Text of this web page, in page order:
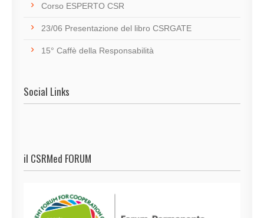
Corso ESPERTO CSR
23/06 Presentazione del libro CSRGATE
15° Caffè della Responsabilità
Social Links
il CSRMed FORUM